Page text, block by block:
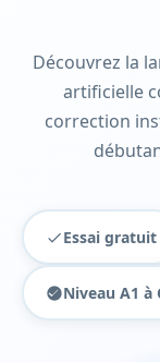
Découvrez la
artificielle
correction
Essai gratuit
Niveau A1 à